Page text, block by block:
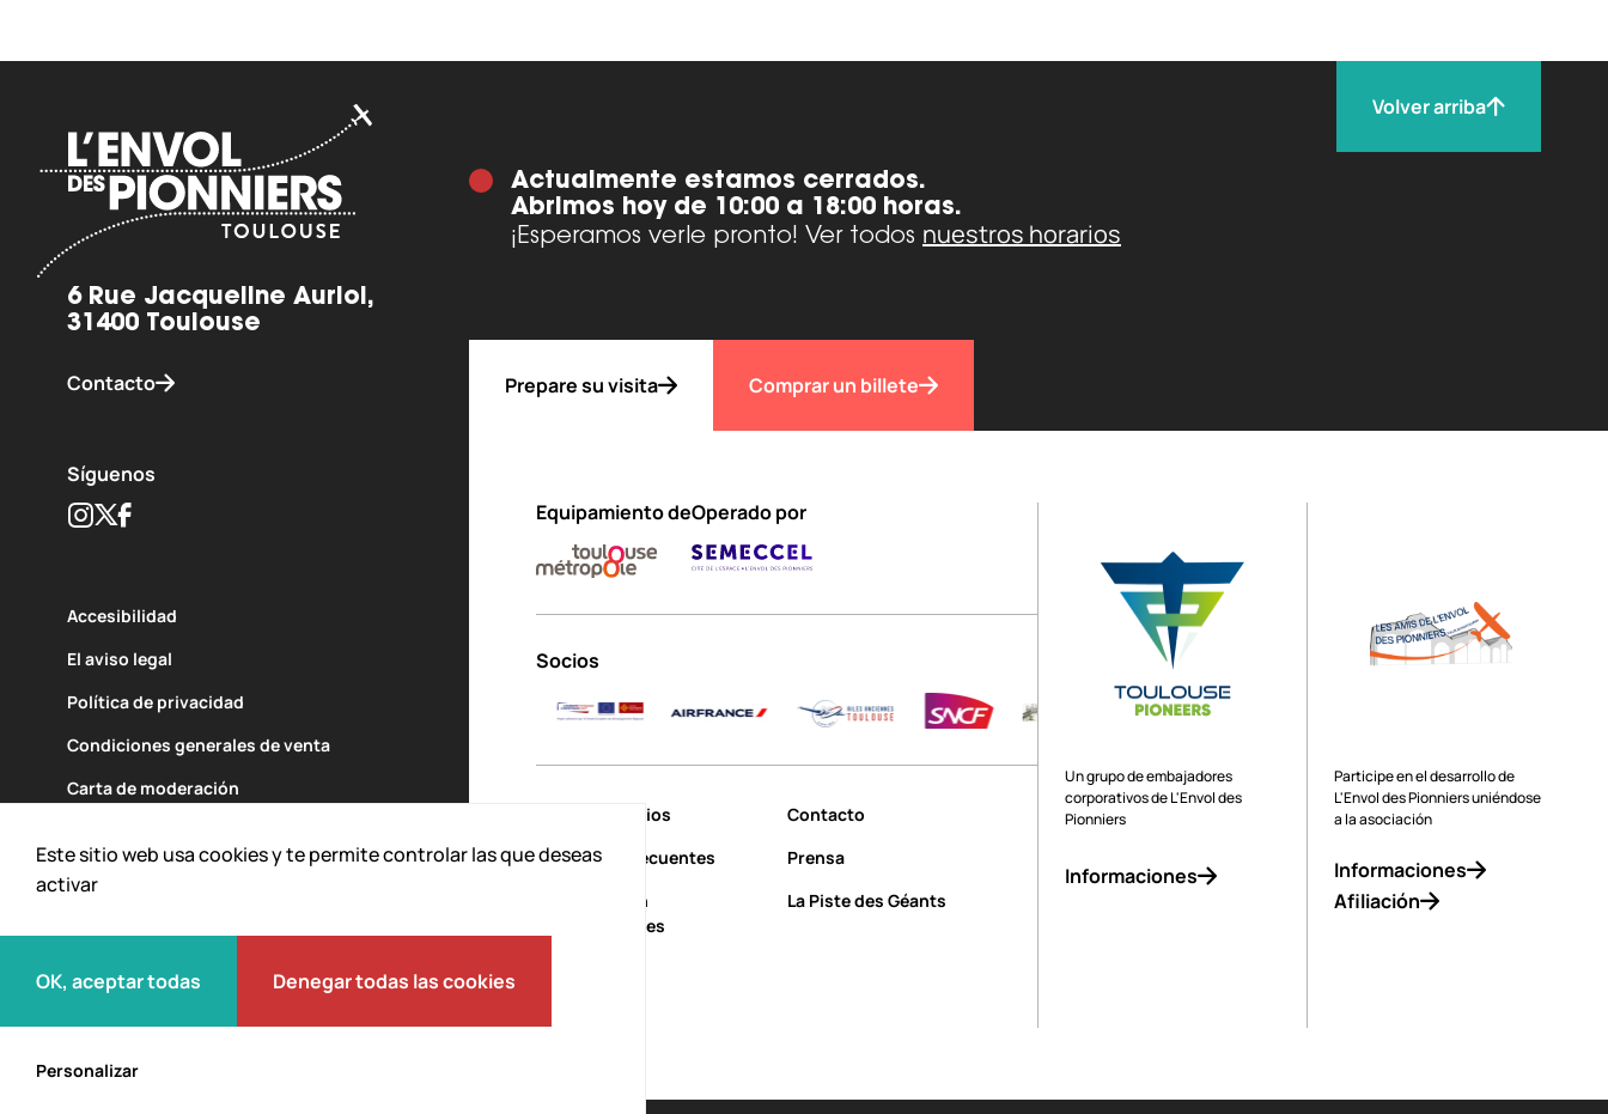
Este sitio web usa cookies y te permite controlar las que deseas
activar
OK, aceptar todas Denegar todas las cookies
Personalizar
6 Rue Jacqueline Auriol,
31400 Toulouse
Contacto
Síguenos
Instagram
TwitterFacebook
Accesibilidad
El aviso legal
Política de privacidad
Condiciones generales de venta
Carta de moderación
Actualmente estamos cerrados.
Abrimos hoy de 10:00 a 18:00 horas.
¡Esperamos verle pronto! Ver todos nuestros horarios
Volver arriba
Prepare su visita Comprar un billete
Equipamiento deOperado por
Socios
Un equipamiento de
Nuestros socios
Contacto
Preguntas frecuentes
Prensa
Personas con
discapacidades
La Piste des Géants
Un grupo de embajadores
corporativos de L'Envol des
Pionniers
Informaciones
Participe en el desarrollo de
L'Envol des Pionniers uniéndose
a la asociación
Informaciones
Afiliación